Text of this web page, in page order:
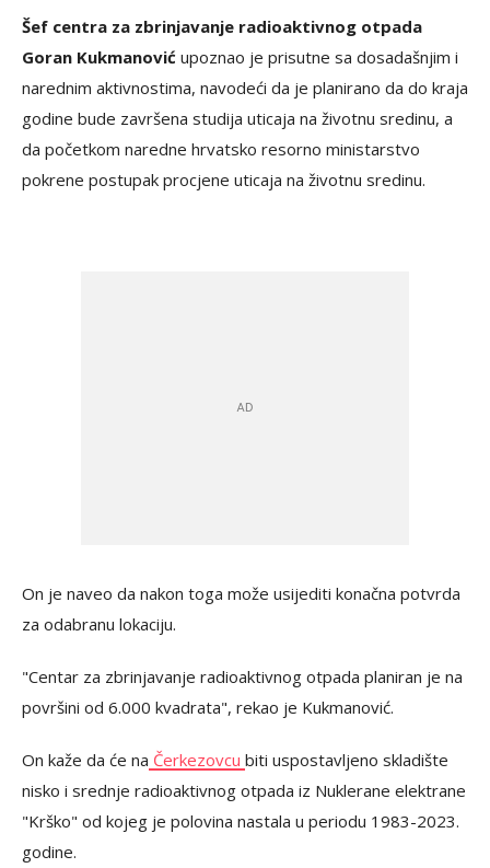
Šef centra za zbrinjavanje radioaktivnog otpada
Goran Kukmanović upoznao je prisutne sa dosadašnjim i
narednim aktivnostima, navodeći da je planirano da do kraja
godine bude završena studija uticaja na životnu sredinu, a
da početkom naredne hrvatsko resorno ministarstvo
pokrene postupak procjene uticaja na životnu sredinu.
On je naveo da nakon toga može usijediti konačna potvrda
za odabranu lokaciju.
"Centar za zbrinjavanje radioaktivnog otpada planiran je na
površini od 6.000 kvadrata", rekao je Kukmanović.
On kaže da će na Čerkezovcu biti uspostavljeno skladište
nisko i srednje radioaktivnog otpada iz Nuklerane elektrane
"Krško" od kojeg je polovina nastala u periodu 1983-2023.
godine.